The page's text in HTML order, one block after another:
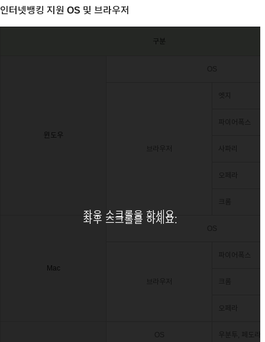
인터넷뱅킹 지원 OS 및 브라우저
구분
윈도우
OS
브라우저
엣지
파이어폭스
사파리
오페라
크롬
Mac
OS
브라우저
파이어폭스
크롬
오페라
OS 우분투, 페도라
좌우 스크롤을 하세요.
좌우 스크롤을 하세요.